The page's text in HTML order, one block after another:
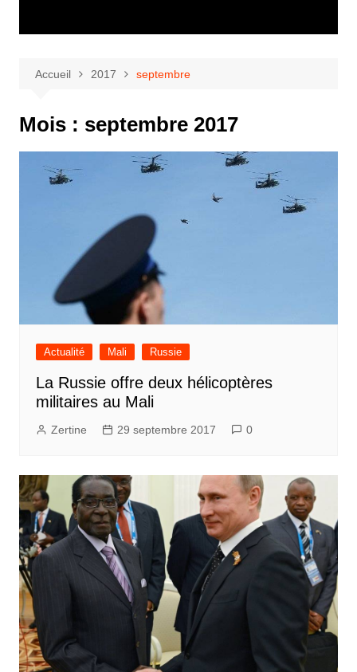
Accueil 2017 septembre
Mois : septembre 2017
Actualité Mali Russie
La Russie offre deux hélicoptères
militaires au Mali
Zertine 29 septembre 2017 0